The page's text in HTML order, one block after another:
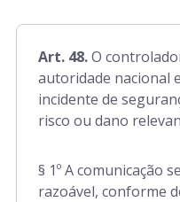
Art. 48.O
autoridade nacional
incidente de
risco ou dano
§ 1º A comunicação
razoável, conforme